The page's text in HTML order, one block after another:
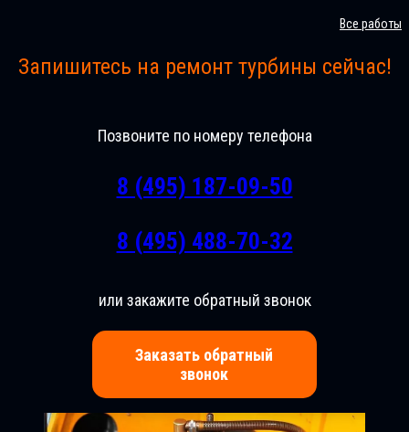
Все работы
Запишитесь на ремонт турбины сейчас!
Позвоните по номеру телефона
8 (495) 187-09-50
8 (495) 488-70-32
или закажите обратный звонок
Заказать обратный
звонок